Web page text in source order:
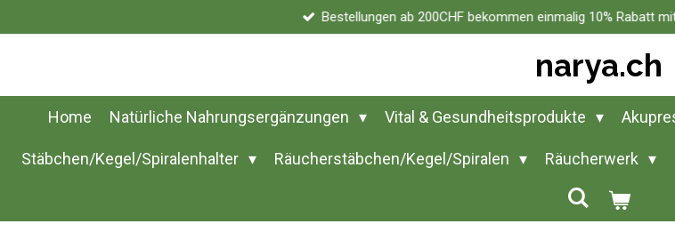
Hauptinhalt
Bestellungen ab 200CHF bekommen einmalig 10% Rabatt
narya.ch
Home Natürliche Nahrungsergänzungen Vital & Gesundheitsprodukte
Stäbchen/Kegel/Spiralenhalter Räucherstäbchen/Kegel/Spiralen Räucherwerk